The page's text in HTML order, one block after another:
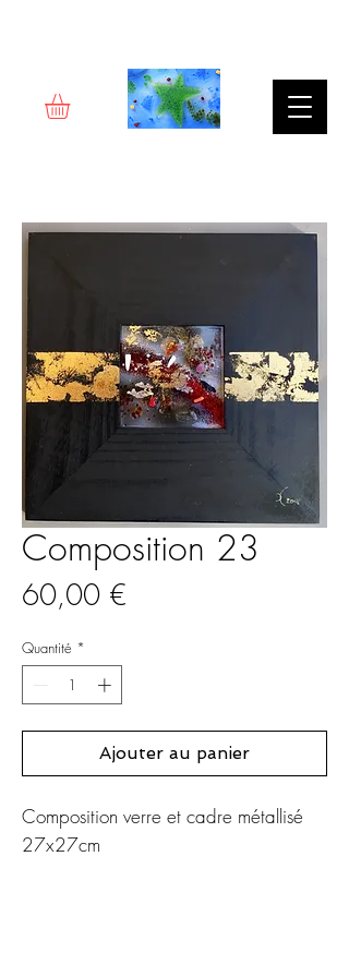
Composition 23
60,00 €
Quantité *
Ajouter au panier
Composition verre et cadre métallisé
27x27cm